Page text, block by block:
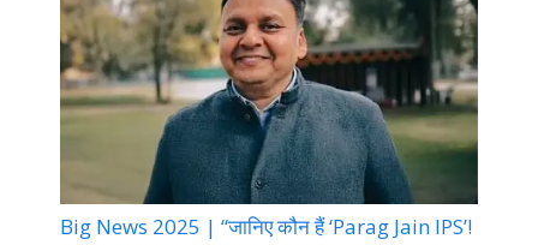
Big News 2025 | “जानिए कौन हैं ‘Parag Jain IPS’!